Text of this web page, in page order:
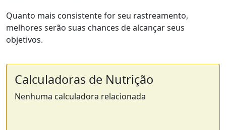
Quanto mais consistente for seu rastreamento,
melhores serão suas chances de alcançar seus
objetivos.
Calculadoras de Nutrição
Nenhuma calculadora relacionada